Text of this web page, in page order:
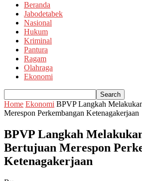
Beranda
Jabodetabek
Nasional
Hukum
Kriminal
Pantura
Ragam
Olahraga
Ekonomi
Home Ekonomi BPVP Langkah
Merespon Perkembangan Ketenagakerjaan
BPVP Langkah
Bertujuan Merespon
Ketenagakerjaan